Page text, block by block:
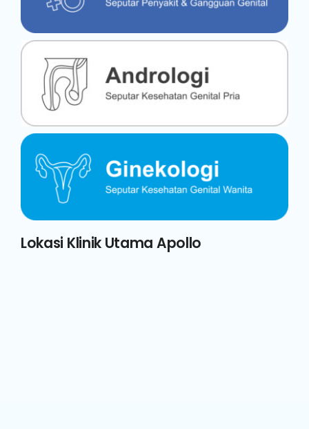
Lokasi Klinik Utama Apollo